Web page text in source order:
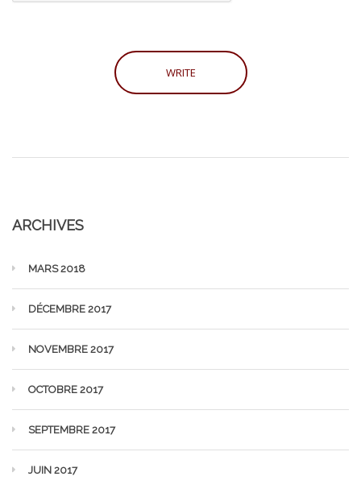
ARCHIVES
MARS 2018
DÉCEMBRE 2017
NOVEMBRE 2017
OCTOBRE 2017
SEPTEMBRE 2017
JUIN 2017